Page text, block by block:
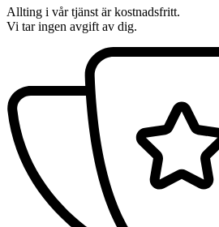
Allting i vår tjänst är kostnadsfritt.
Vi tar ingen avgift av dig.